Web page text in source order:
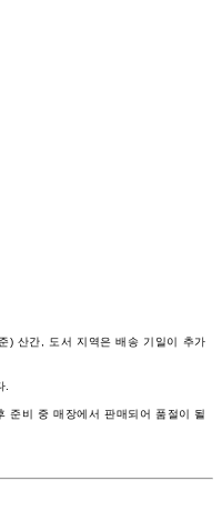
) 산간, 도서 지역은 배송 기일이 추가
.
준비 중 매장에서 판매되어 품절이 될